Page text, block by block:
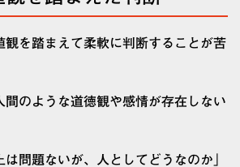
観を踏まえて柔軟に判断することが苦
間のような道徳観や感情が存在しない
問題ないが、人としてどうなのか」